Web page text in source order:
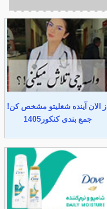
از الان آینده شغلیتو مشخص کن!
جمع بندی کنکور1405